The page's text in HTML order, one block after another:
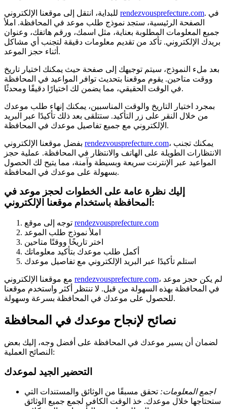
rendezvousprefecture.com. في
الصفحة الرئيسية، ستجد نموذج طلب موعد في المحافظة. املأ
جميع المعلومات المطلوبة بعناية، مثل اسمك، ورقم هاتفك، وعنوان
بريدك الإلكتروني. تأكد من تقديم معلومات دقيقة لتجنب أي مشاكل
أثناء حجز الموعد.
بعد ملء النموذج، سيتم توجيهك إلى صفحة حيث يمكنك اختيار تاريخ
ووقت متاحين. يقوم موقعنا بتحديث توافر المواعيد في المحافظة
في الوقت الحقيقي، مما يضمن لك اختيارًا دقيقًا ومحدثًا.
بمجرد اختيار التاريخ والوقت المناسبين، يمكنك إنهاء طلب موعدك
من خلال النقر على زر التأكيد. ستتلقى بعد ذلك تأكيدًا عبر البريد
الإلكتروني مع جميع تفاصيل موعدك في المحافظة.
rendezvousprefecture.com، يمكنك تجنب
الانتظارات الطويلة على الهاتف والانتظار في المحافظة. عملية حجز
المواعيد عبر الإنترنت سريعة وبسيطة وآمنة، مما يتيح لك الحصول
بسهولة على موعدك في المحافظة.
إليك نظرة عامة على الخطوات لحجز موعد في
المحافظة باستخدام موقعنا الإلكتروني:
rendezvousprefecture.com
املأ نموذج طلب الموعد
اختر تاريخًا ووقتًا متاحين
أكمل طلب موعدك بتأكيد معلوماتك
استلم تأكيدًا عبر البريد الإلكتروني مع تفاصيل موعدك
rendezvousprefecture.com، لم يكن حجز موعد
في المحافظة بهذه السهولة من قبل. لا تنتظر أكثر واستخدم موقعنا
للحصول على موعدك في المحافظة بسرعة وسهولة.
نصائح لإنجاح موعدك في المحافظة
لضمان أن يسير موعدك في المحافظة على أفضل وجه، إليك بعض
النصائح العملية:
التحضير الجيد لموعدك
اجمع المعلومات: تحقق مسبقًا من الوثائق والمستندات التي
ستحتاجها خلال موعدك. خذ الوقت الكافي لجمع جميع الوثائق